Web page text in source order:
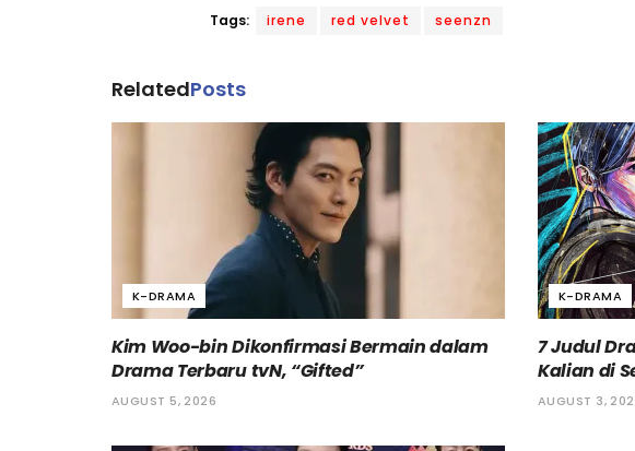
Tags: irene red velvet seenzn
RelatedPosts
K-DRAMA
Kim Woo-bin Dikonfirmasi Bermain dalam
Drama Terbaru tvN, “Gifted”
AUGUST 5, 2026
K-DRAMA
7 Judul
Kalian di
AUGUST 3,